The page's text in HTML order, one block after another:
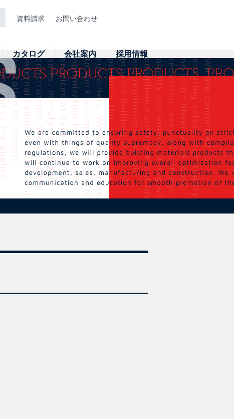
資料請求
お問い合わせ
カタログ 会社案内 採用情報